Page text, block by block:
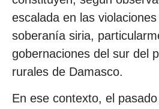
escalada en las
soberanía siria,
gobernaciones del sur del
rurales de Damasco.
En ese contexto, el